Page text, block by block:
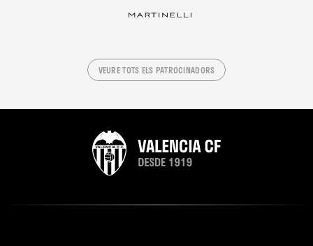
VEURE TOTS ELS PATROCINADORS